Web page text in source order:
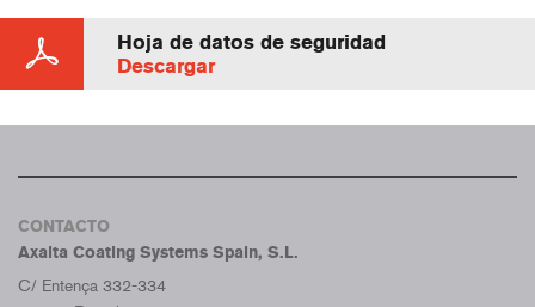
Hoja de datos de seguridad
Descargar
CONTACTO
Axalta Coating Systems Spain, S.L.
C/ Entença 332-334